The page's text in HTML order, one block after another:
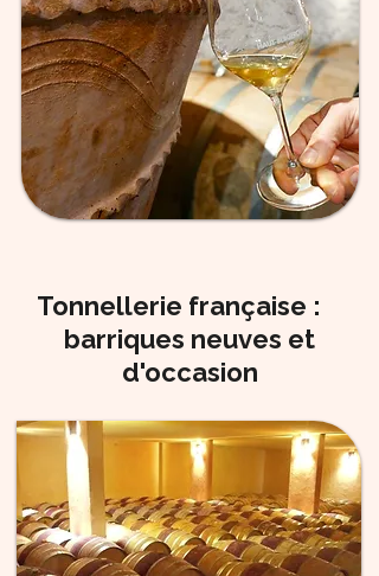
Tonnellerie française :
barriques neuves et
d'occasion